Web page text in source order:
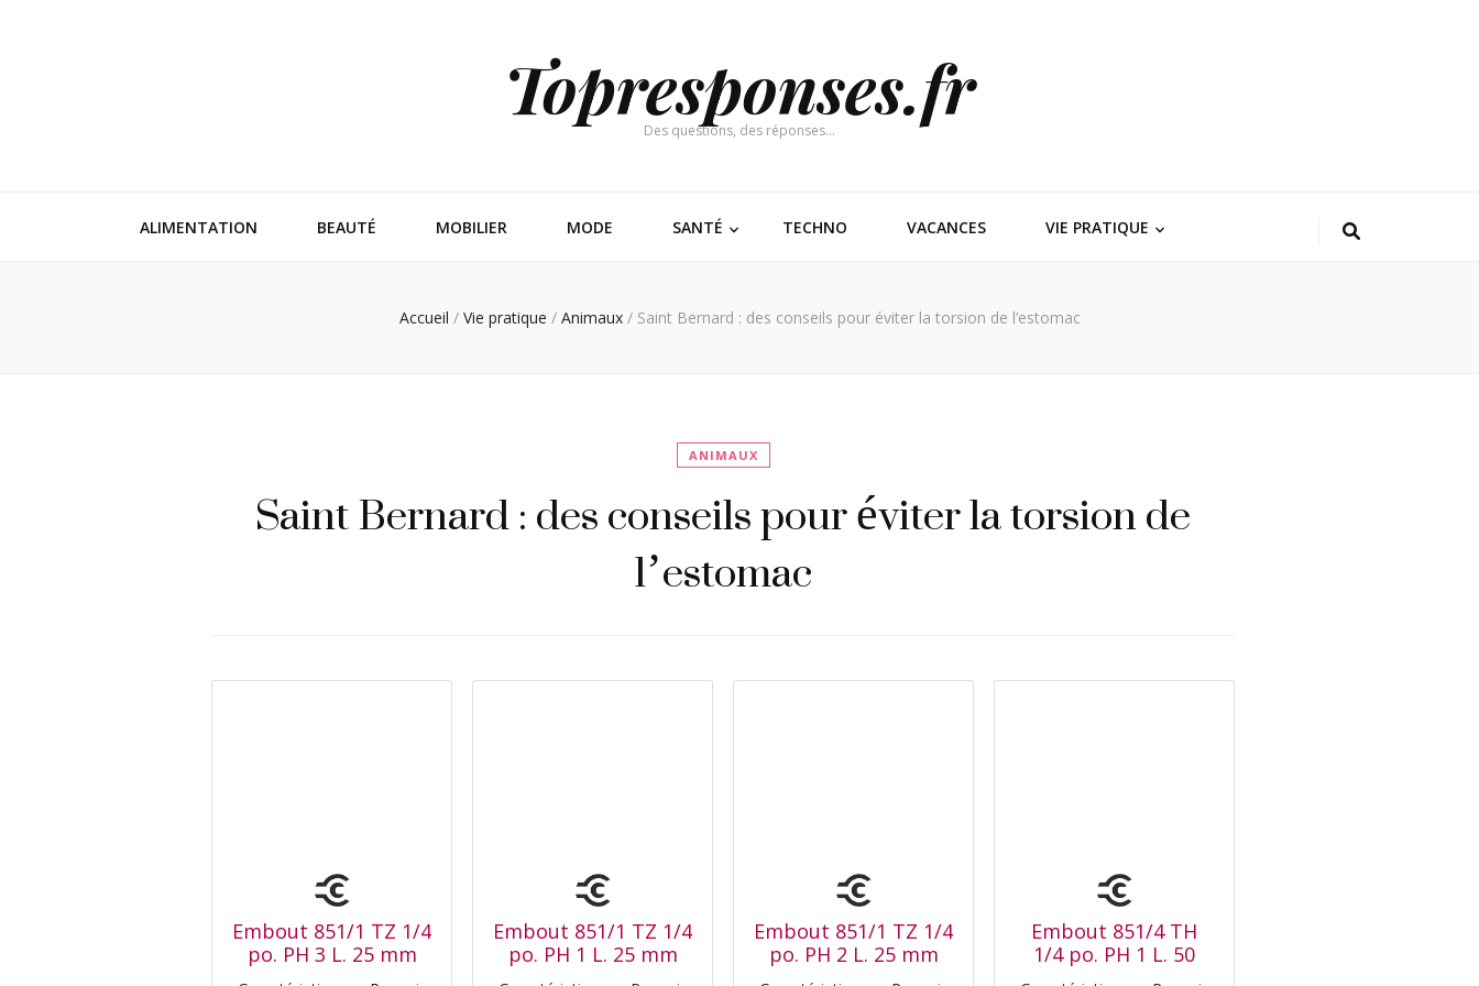
Topresponses.fr
Des questions, des réponses…
ALIMENTATION BEAUTÉ MOBILIER MODE SANTÉ TECHNO VACANCES VIE PRATIQUE
Accueil / Vie pratique / Animaux / Saint Bernard : des conseils pour éviter la torsion de l’estomac
ANIMAUX
Saint Bernard : des conseils pour éviter la torsion de
l’estomac
Embout 851/1 TZ 1/4
po. PH 3 L. 25 mm
zone de torsion, dur
Embout 851/1 TZ 1/4
po. PH 1 L. 25 mm
zone de torsion, dur
Embout 851/1 TZ 1/4
po. PH 2 L. 25 mm
zone de torsion, dur
Embout 851/4 TH
1/4 po. PH 1 L. 50
mm zone de torsion,